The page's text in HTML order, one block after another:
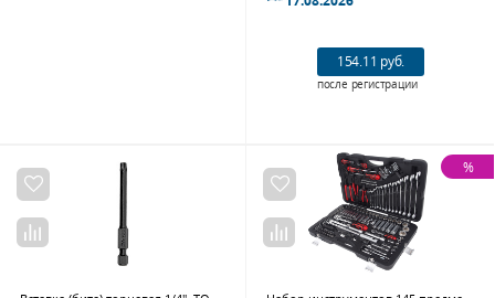
154.11 руб.
после регистрации
%